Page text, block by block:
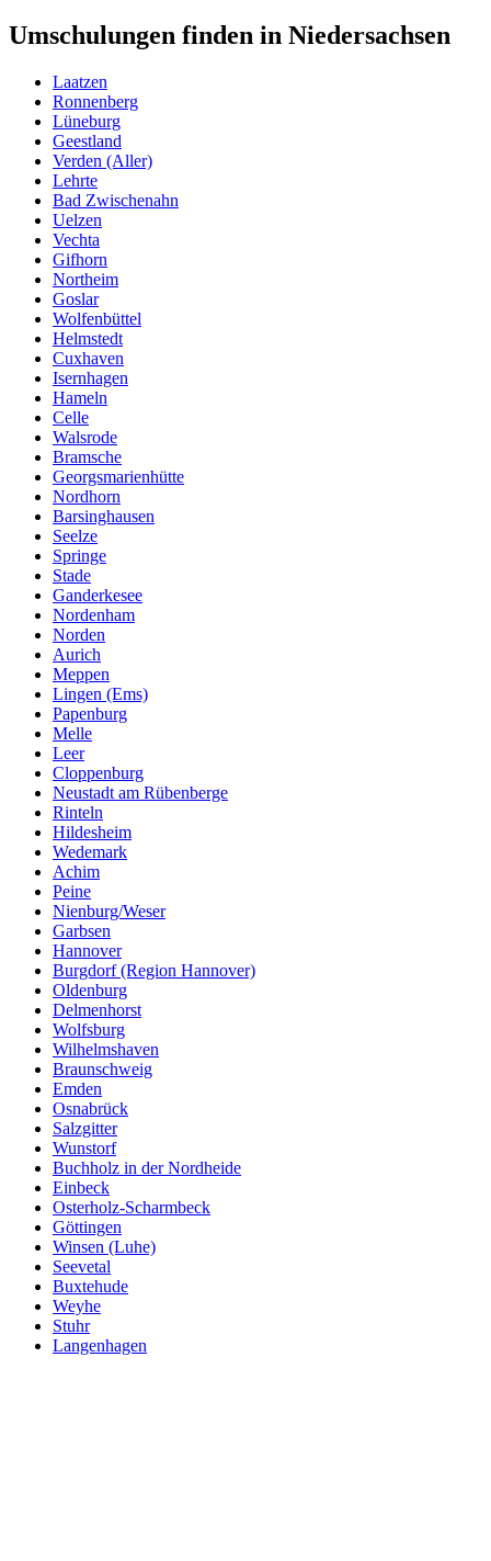
Umschulungen finden in Niedersachsen
Laatzen
Ronnenberg
Lüneburg
Geestland
Verden (Aller)
Lehrte
Bad Zwischenahn
Uelzen
Vechta
Gifhorn
Northeim
Goslar
Wolfenbüttel
Helmstedt
Cuxhaven
Isernhagen
Hameln
Celle
Walsrode
Bramsche
Georgsmarienhütte
Nordhorn
Barsinghausen
Seelze
Springe
Stade
Ganderkesee
Nordenham
Norden
Aurich
Meppen
Lingen (Ems)
Papenburg
Melle
Leer
Cloppenburg
Neustadt am Rübenberge
Rinteln
Hildesheim
Wedemark
Achim
Peine
Nienburg/Weser
Garbsen
Hannover
Burgdorf (Region Hannover)
Oldenburg
Delmenhorst
Wolfsburg
Wilhelmshaven
Braunschweig
Emden
Osnabrück
Salzgitter
Wunstorf
Buchholz in der Nordheide
Einbeck
Osterholz-Scharmbeck
Göttingen
Winsen (Luhe)
Seevetal
Buxtehude
Weyhe
Stuhr
Langenhagen